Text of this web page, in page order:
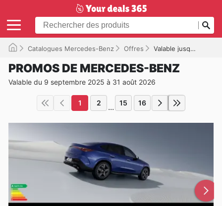
Catalogues Mercedes-Benz Offres Valable jusqu'à 31/08/2026
PROMOS DE MERCEDES-BENZ
Valable du 9 septembre 2025 à 31 août 2026
1 2 ... 15 16